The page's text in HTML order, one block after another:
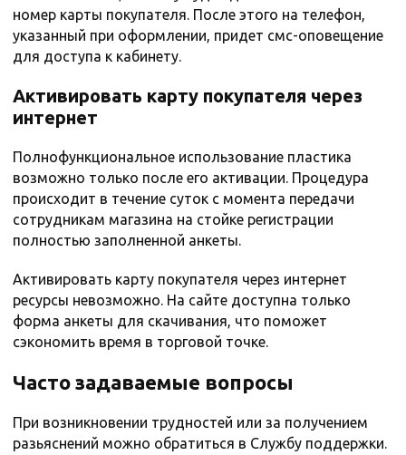
номер карты покупателя. После этого на телефон,
указанный при оформлении, придет смс-оповещение
для доступа к кабинету.
Активировать карту покупателя через
интернет
Полнофункциональное использование пластика
возможно только после его активации. Процедура
происходит в течение суток с момента передачи
сотрудникам магазина на стойке регистрации
полностью заполненной анкеты.
Активировать карту покупателя через интернет
ресурсы невозможно. На сайте доступна только
форма анкеты для скачивания, что поможет
сэкономить время в торговой точке.
Часто задаваемые вопросы
При возникновении трудностей или за получением
разьяснений можно обратиться в Службу поддержки.